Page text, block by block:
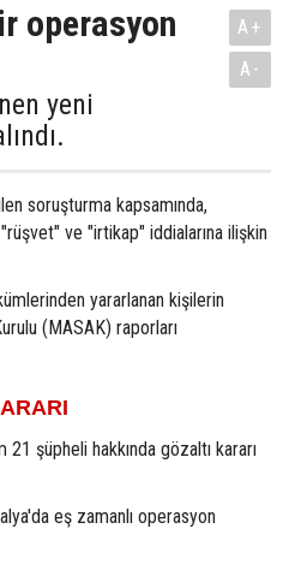
operasyon
yeni
A+
A-
soruşturma kapsamında,
ve "irtikap" iddialarına ilişkin
yararlanan kişilerin
(MASAK) raporları
21 şüpheli hakkında gözaltı kararı
eş zamanlı operasyon